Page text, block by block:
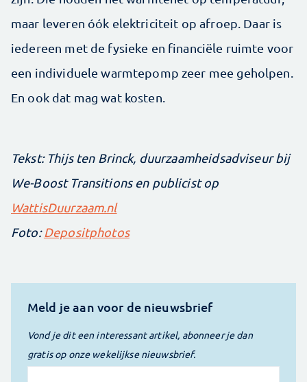
maar leveren óók elektriciteit op afroep. Daar is
iedereen met de fysieke en financiële ruimte voor
een individuele warmtepomp zeer mee geholpen.
En ook dat mag wat kosten.
Tekst: Thijs ten Brinck, duurzaamheids­adviseur bij
We-Boost Transitions en publicist op ­
WattisDuurzaam.nl
Foto:Depositphotos
Meld je aan voor de nieuwsbrief
Vond je dit een interessant artikel, abonneer je dan
gratis op onze wekelijkse nieuwsbrief.